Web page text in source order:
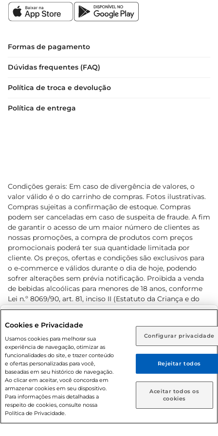
Rio de Janeiro (RJ) Goiás (GO)
Ou
Caso queira comprar online, informe como deseja receber
suas compras:
Entrega em casa Retire em Loja
Formas de pagamento
Dúvidas frequentes (FAQ)
Política de troca e devolução
Política de entrega
Condições gerais: Em caso de divergência de valores, o
valor válido é o do carrinho de compras. Fotos ilustrativas.
Compras sujeitas a confirmação de estoque. Compras
podem ser canceladas em caso de suspeita de fraude. A fim
de garantir o acesso de um maior número de clientes as
nossas promoções, a compra de produtos com preços
promocionais poderá ter sua quantidade limitada por
cliente. Os preços, ofertas e condições são exclusivos para
o e-commerce e válidos durante o dia de hoje, podendo
sofrer alterações sem prévia notificação. Proibida a venda
de bebidas alcoólicas para menores de 18 anos, conforme
Lei n.º 8069/90, art. 81, inciso II (Estatuto da Criança e do
Adolescente). Preços e condições exclusivos para o
prévio. O valor mínimo para as compras on-line é de R$
80,00.
© 2026 Copyright. Todos os direitos
reservados Prezunic.
Cookies e Privacidade
Usamos cookies para melhorar sua
experiência de navegação, otimizar as
funcionalidades do site, e trazer conteúdo
e ofertas personalizadas para você,
baseadas em seu histórico de navegação.
Ao clicar em aceitar, você concorda em
armazenar cookies em seu dispositivo.
Para informações mais detalhadas a
respeito de cookies, consulte nossa
Política de Privacidade.
Configurar privacidade
Rejeitar todos
Aceitar todos os
cookies